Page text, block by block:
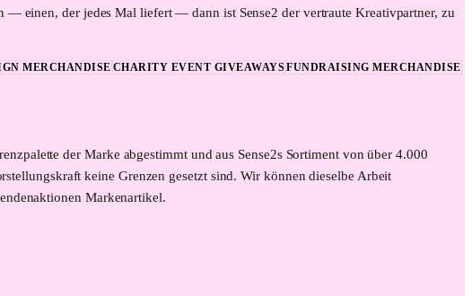
— einen, der jedes Mal liefert — dann ist Sense2 der vertraute Kreativpartner, zu
MERCHANDISE CHARITY EVENT GIVEAWAYSFUNDRAISING MERCHANDISE
der Marke abgestimmt und aus Sense2s Sortiment von über 4.000
keine Grenzen gesetzt sind. Wir können dieselbe Arbeit
Markenartikel.